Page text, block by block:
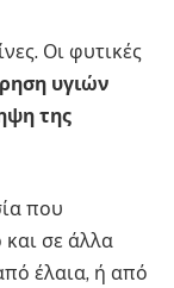
Οι φυτικές
υγιών
της
που
και σε άλλα
έλαια, ή από